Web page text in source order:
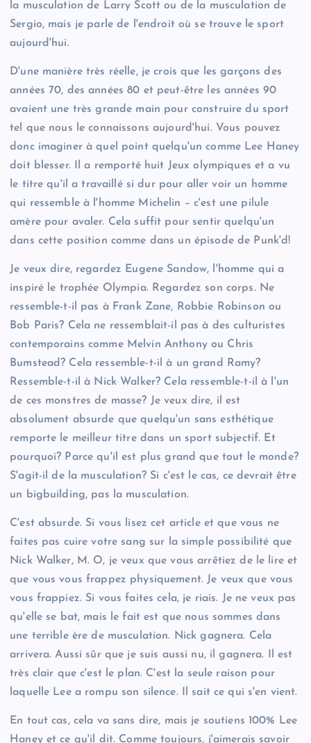
la musculation de Larry Scott ou de la musculation de
Sergio, mais je parle de l'endroit où se trouve le sport
aujourd'hui.
D'une manière très réelle, je crois que les garçons des
années 70, des années 80 et peut-être les années 90
avaient une très grande main pour construire du sport
tel que nous le connaissons aujourd'hui. Vous pouvez
donc imaginer à quel point quelqu'un comme Lee Haney
doit blesser. Il a remporté huit Jeux olympiques et a vu
le titre qu'il a travaillé si dur pour aller voir un homme
qui ressemble à l'homme Michelin – c'est une pilule
amère pour avaler. Cela suffit pour sentir quelqu'un
dans cette position comme dans un épisode de Punk'd!
Je veux dire, regardez Eugene Sandow, l'homme qui a
inspiré le trophée Olympia. Regardez son corps. Ne
ressemble-t-il pas à Frank Zane, Robbie Robinson ou
Bob Paris? Cela ne ressemblait-il pas à des culturistes
contemporains comme Melvin Anthony ou Chris
Bumstead? Cela ressemble-t-il à un grand Ramy?
Ressemble-t-il à Nick Walker? Cela ressemble-t-il à l'un
de ces monstres de masse? Je veux dire, il est
absolument absurde que quelqu'un sans esthétique
remporte le meilleur titre dans un sport subjectif. Et
pourquoi? Parce qu'il est plus grand que tout le monde?
S'agit-il de la musculation? Si c'est le cas, ce devrait être
un bigbuilding, pas la musculation.
C'est absurde. Si vous lisez cet article et que vous ne
faites pas cuire votre sang sur la simple possibilité que
Nick Walker, M. O, je veux que vous arrêtiez de le lire et
que vous vous frappez physiquement. Je veux que vous
vous frappiez. Si vous faites cela, je riais. Je ne veux pas
qu'elle se bat, mais le fait est que nous sommes dans
une terrible ère de musculation. Nick gagnera. Cela
arrivera. Aussi sûr que je suis aussi nu, il gagnera. Il est
très clair que c'est le plan. C'est la seule raison pour
laquelle Lee a rompu son silence. Il sait ce qui s'en vient.
En tout cas, cela va sans dire, mais je soutiens 100% Lee
Haney et ce qu'il dit. Comme toujours, j'aimerais savoir